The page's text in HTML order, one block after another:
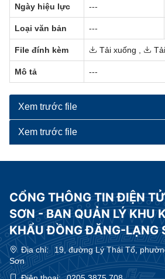
Ngày hiệu lực ---
Loại văn bản ---
File đính kèm Tải xuống
Mô tả ---
Xem trước file
Xem trước file
CỔNG THÔNG TIN ĐIỆN
SƠN - BAN QUẢN LÝ KHU
KHẨU ĐỒNG ĐĂNG-LẠNG
Địa chỉ:
19, đường Lý Thái Tổ,
Sơn